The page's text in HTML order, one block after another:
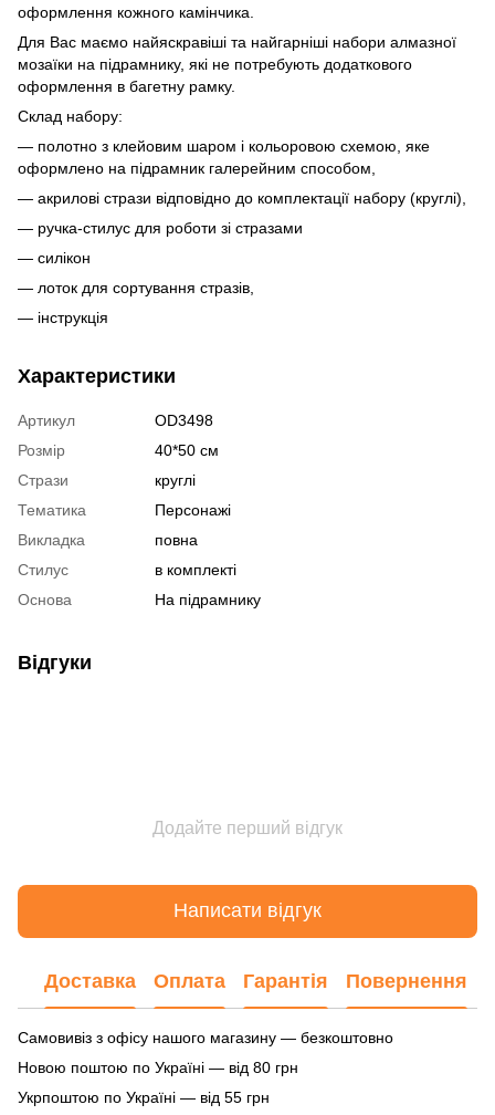
оформлення кожного камінчика.
Для Вас маємо найяскравіші та найгарніші набори алмазної
мозаїки на підрамнику, які не потребують додаткового
оформлення в багетну рамку.
Склад набору:
— полотно з клейовим шаром і кольоровою схемою, яке
оформлено на підрамник галерейним способом,
— акрилові стрази відповідно до комплектації набору (круглі),
— ручка-стилус для роботи зі стразами
— силікон
— лоток для сортування стразів,
— інструкція
Характеристики
Артикул
OD3498
Розмір
40*50 см
Стрази
круглі
Тематика
Персонажі
Викладка
повна
Стилус
в комплекті
Основа
На підрамнику
Відгуки
Додайте перший відгук
Написати відгук
Доставка Оплата Гарантія Повернення
Самовивіз з офісу нашого магазину — безкоштовно
Новою поштою по Україні — від 80 грн
Укрпоштою по Україні — від 55 грн